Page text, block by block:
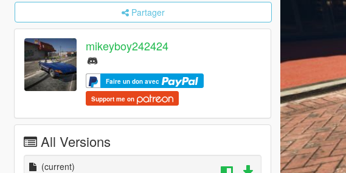
Partager
mikeyboy242424
Faire un don avec
Support me on
All Versions
(current)